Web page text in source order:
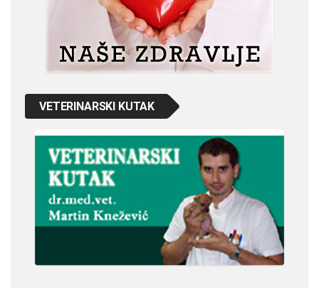
VETERINARSKI KUTAK